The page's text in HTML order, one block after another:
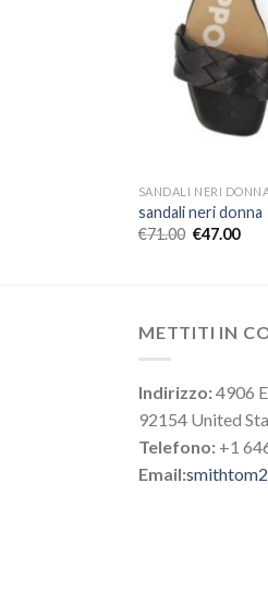
SANDALI NERI
sandali neri donna
€71.00 €47.00
METTITI IN
Indirizzo:4906
92154 United
Telefono: +1
Email: